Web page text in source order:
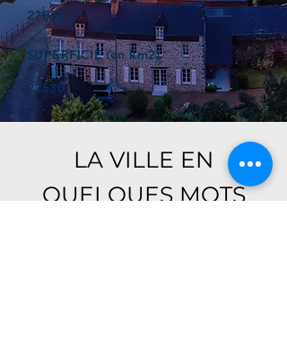
22530
SUPERFICIE (en km2)
22530
LA VILLE EN
QUELQUES MOTS